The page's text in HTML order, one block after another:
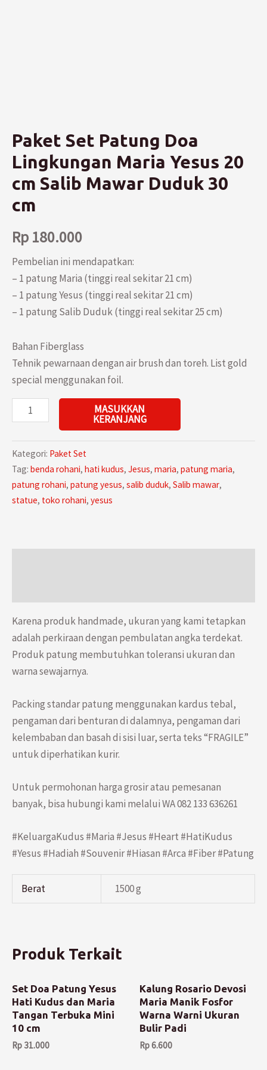
Paket Set Patung Doa
Lingkungan Maria Yesus 20
cm Salib Mawar Duduk 30
cm
Rp 180.000
Pembelian ini mendapatkan:
– 1 patung Maria (tinggi real sekitar 21 cm)
– 1 patung Yesus (tinggi real sekitar 21 cm)
– 1 patung Salib Duduk (tinggi real sekitar 25 cm)
Bahan Fiberglass
Tehnik pewarnaan dengan air brush dan toreh. List gold
special menggunakan foil.
Kuantitas
Paket
Set
Patung
Doa
Lingkungan
Maria
Duduk
30
cm
MASUKKAN
KERANJANG
Kategori: Paket Set
Tag: benda rohani, hati kudus, Jesus, maria, patung maria,
patung rohani, patung yesus, salib duduk, Salib mawar,
statue, toko rohani, yesus
Karena produk handmade, ukuran yang kami tetapkan
adalah perkiraan dengan pembulatan angka terdekat.
Produk patung membutuhkan toleransi ukuran dan
warna sewajarnya.
Packing standar patung menggunakan kardus tebal,
pengaman dari benturan di dalamnya, pengaman dari
kelembaban dan basah di sisi luar, serta teks “FRAGILE”
untuk diperhatikan kurir.
Untuk permohonan harga grosir atau pemesanan
banyak, bisa hubungi kami melalui WA 082 133 636261
#KeluargaKudus #Maria #Jesus #Heart #HatiKudus
#Yesus #Hadiah #Souvenir #Hiasan #Arca #Fiber #Patung
Berat 1500 g
Produk Terkait
Set Doa Patung Yesus
Hati Kudus dan Maria
Tangan Terbuka Mini
10 cm
Rp 31.000
Kalung Rosario Devosi
Maria Manik Fosfor
Warna Warni Ukuran
Bulir Padi
Rp6.600